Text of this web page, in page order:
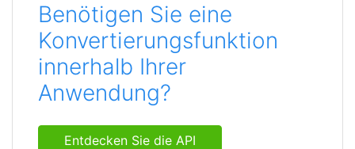
Benötigen Sie eine
Konvertierungsfunktion
innerhalb Ihrer
Anwendung?
Entdecken Sie die API